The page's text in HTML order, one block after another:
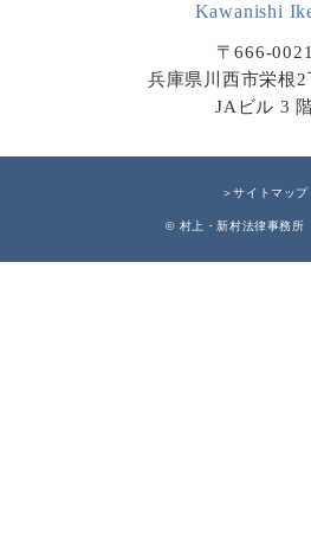
Kawanishi
〒666-0021
兵庫県川西市栄根2
JAビル 3
＞サイトマップ
© 村上・新村法律事務所